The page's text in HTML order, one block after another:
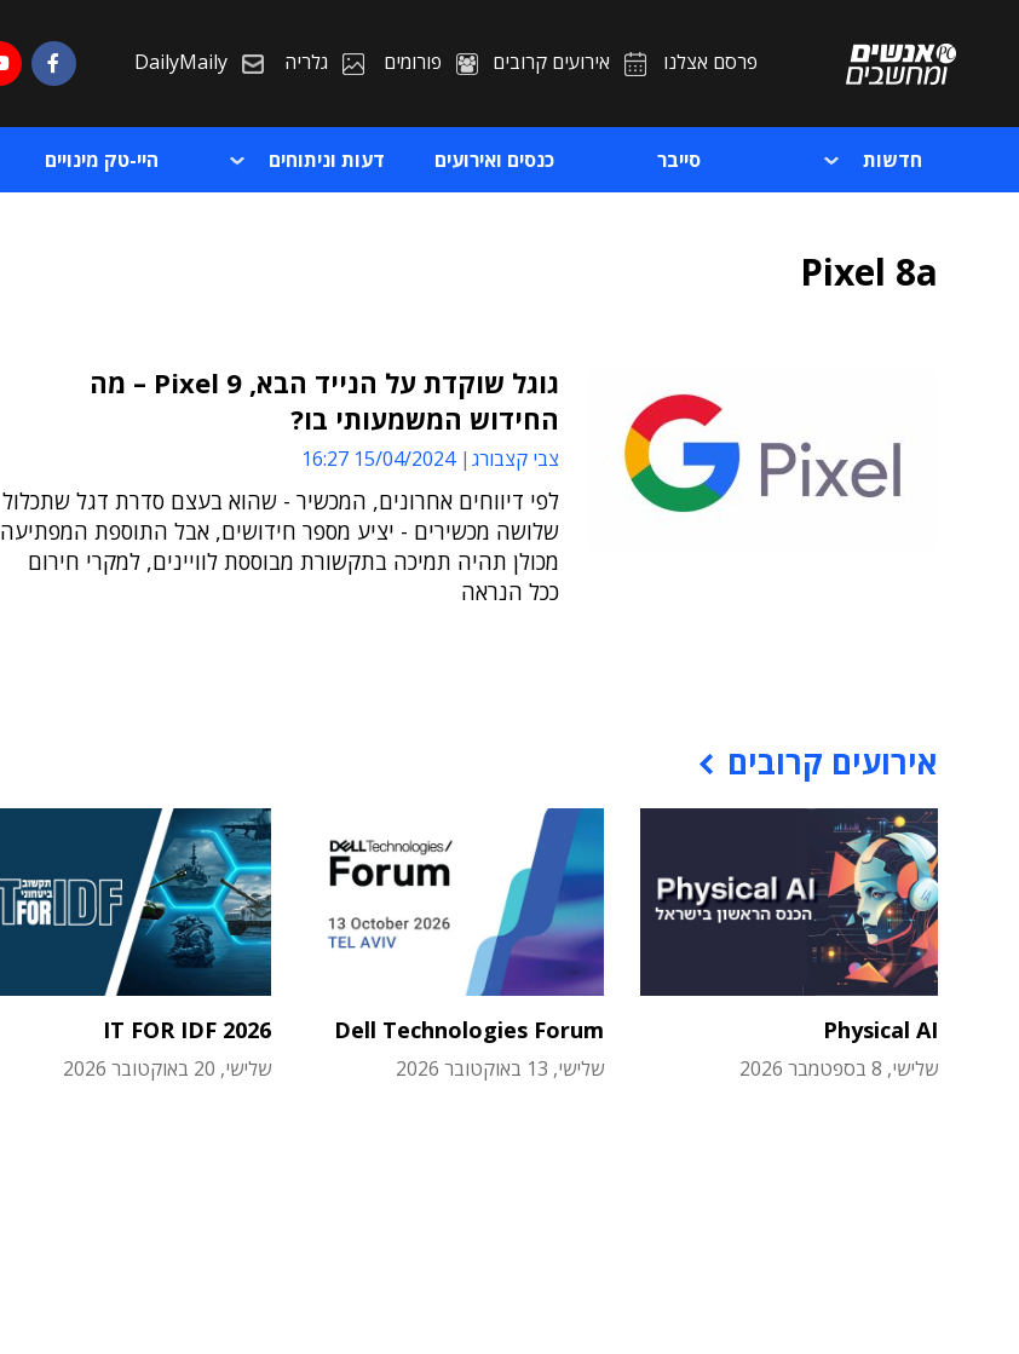
פרסם אצלנו אירועים קרובים פורומים גלריה DailyMaily
חדשות סייבר כנסים ואירועים דעות וניתוחים היי-טק מינויים
Pixel 8a
גוגל שוקדת על הנייד הבא, Pixel 9 – מה
החידוש המשמעותי בו?
צבי קצבורג 15/04/2024 16:27
לפי דיווחים אחרונים, המכשיר - שהוא בעצם סדרת דגל שתכלול
שלושה מכשירים - יציע מספר חידושים, אבל התוספת המפתיעה
מכולן תהיה תמיכה בתקשורת מבוססת לוויינים, למקרי חירום
ככל הנראה
אירועים קרובים
Physical AI
שלישי, 8 בספטמבר 2026
Dell Technologies Forum
שלישי, 13 באוקטובר 2026
IT FOR IDF 2026
שלישי, 20 באוקטובר 2026